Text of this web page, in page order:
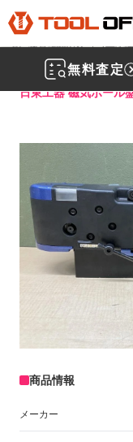
無料査定
工具買取TOP 電動工具
気ボール盤 アトラエース
日東工器 磁気ボール
商品情報
メーカー